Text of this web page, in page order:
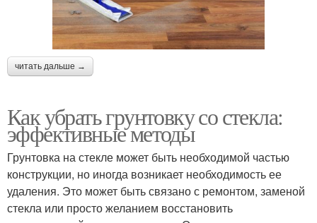
читать дальше →
Как убрать грунтовку со стекла:
эффективные методы
Грунтовка на стекле может быть необходимой частью
конструкции, но иногда возникает необходимость ее
удаления. Это может быть связано с ремонтом, заменой
стекла или просто желанием восстановить